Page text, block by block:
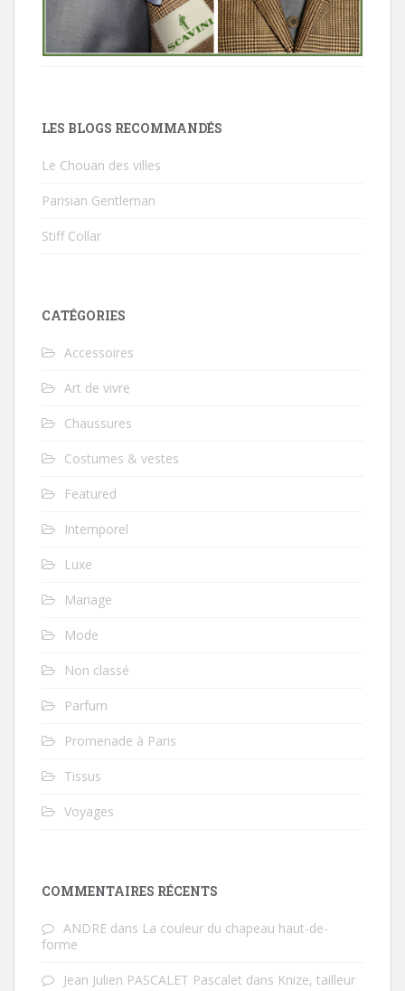
LES BLOGS RECOMMANDÉS
Le Chouan des villes
Parisian Gentleman
Stiff Collar
CATÉGORIES
Accessoires
Art de vivre
Chaussures
Costumes & vestes
Featured
Intemporel
Luxe
Mariage
Mode
Non classé
Parfum
Promenade à Paris
Tissus
Voyages
COMMENTAIRES RÉCENTS
ANDRE dans La couleur du chapeau haut-de-
forme
Jean Julien PASCALET Pascalet dans Knize, tailleur